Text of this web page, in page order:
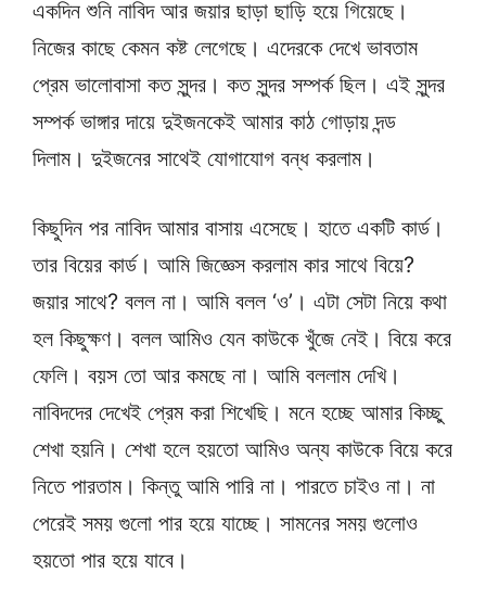
একদিন শুনি নাবিদ আর জয়ার ছাড়া ছাড়ি হয়ে গিয়েছে।
নিজের কাছে কেমন কষ্ট লেগেছে। এদেরকে দেখে ভাবতাম
প্রেম ভালোবাসা কত সুন্দর। কত সুন্দর সম্পর্ক ছিল। এই সুন্দর
সম্পর্ক ভাঙ্গার দায়ে দুইজনকেই আমার কাঠ গোড়ায় দন্ড
দিলাম। দুইজনের সাথেই যোগাযোগ বন্ধ করলাম।
কিছুদিন পর নাবিদ আমার বাসায় এসেছে। হাতে একটি কার্ড।
তার বিয়ের কার্ড। আমি জিজ্ঞেস করলাম কার সাথে বিয়ে?
জয়ার সাথে? বলল না। আমি বলল ‘ও’। এটা সেটা নিয়ে কথা
হল কিছুক্ষণ। বলল আমিও যেন কাউকে খুঁজে নেই। বিয়ে করে
ফেলি। বয়স তো আর কমছে না। আমি বললাম দেখি।
নাবিদদের দেখেই প্রেম করা শিখেছি। মনে হচ্ছে আমার কিচ্ছু
শেখা হয়নি। শেখা হলে হয়তো আমিও অন্য কাউকে বিয়ে করে
নিতে পারতাম। কিন্তু আমি পারি না। পারতে চাইও না। না
পেরেই সময় গুলো পার হয়ে যাচ্ছে। সামনের সময় গুলোও
হয়তো পার হয়ে যাবে।